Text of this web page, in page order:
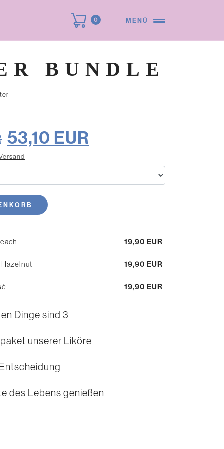
0 MENÜ
BUNDLE
53,10 EUR
19,90 EUR
19,90 EUR
19,90 EUR
Dinge sind 3
unserer Liköre
des Lebens genießen